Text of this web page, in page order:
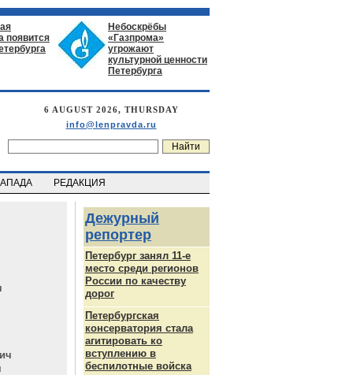
появится
Небоскрёбы
«Газпрома»
угрожают
культурной ценности
Петербурга
6 AUGUST 2026, THURSDAY
info@lenpravda.ru
РЕДАКЦИЯ
Дежурный
репортер
Петербург занял 11-е
место среди регионов
России по качеству
дорог
Петербургская
консерватория стала
агитировать ко
вступлению в
беспилотные войска